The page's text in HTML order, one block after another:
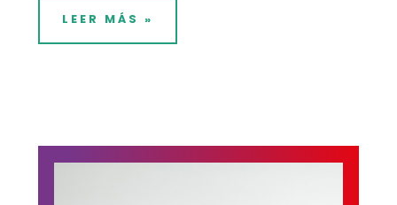
LEER MÁS »